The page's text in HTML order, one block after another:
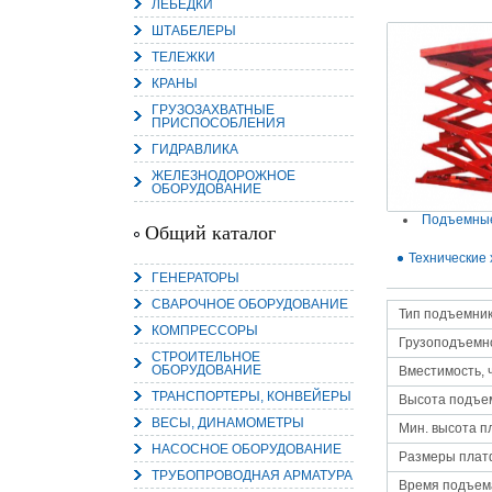
ЛЕБЕДКИ
ШТАБЕЛЕРЫ
ТЕЛЕЖКИ
КРАНЫ
ГРУЗОЗАХВАТНЫЕ
ПРИСПОСОБЛЕНИЯ
ГИДРАВЛИКА
ЖЕЛЕЗНОДОРОЖНОЕ
ОБОРУДОВАНИЕ
Общий каталог
ГЕНЕРАТОРЫ
СВАРОЧНОЕ ОБОРУДОВАНИЕ
КОМПРЕССОРЫ
СТРОИТЕЛЬНОЕ
ОБОРУДОВАНИЕ
ТРАНСПОРТЕРЫ, КОНВЕЙЕРЫ
ВЕСЫ, ДИНАМОМЕТРЫ
НАСОСНОЕ ОБОРУДОВАНИЕ
ТРУБОПРОВОДНАЯ АРМАТУРА
Технические
Тип
Вместимость,
Высота
Мин. высота
Размеры
Время